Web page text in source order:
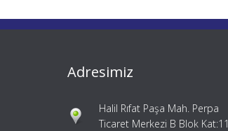
Adresimiz
Halil Rıfat Paşa Mah. Perpa
Ticaret Merkezi B Blok Kat:11